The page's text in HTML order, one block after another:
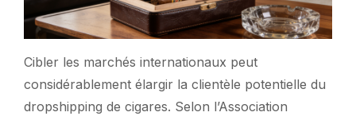
Cibler les marchés internationaux peut
considérablement élargir la clientèle potentielle du
dropshipping de cigares. Selon l’Association